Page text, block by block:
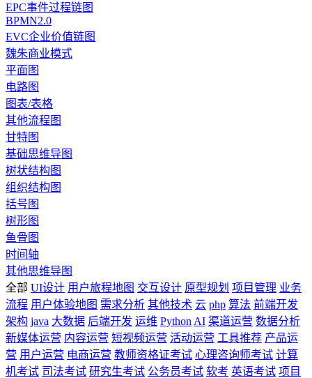
EPC事件过程链图
BPMN2.0
EVC企业价值链图
魏朱商业模式
平面图
电路图
图表/表格
其他流程图
甘特图
基础思维导图
树状结构图
组织结构图
括号图
树形图
鱼骨图
时间轴
其他思维导图
全部 UI设计 用户旅程地图 交互设计 原型规划 项目管理 业务
流程 用户体验地图 需求分析 其他技术 云 php 算法 前端开发
架构 java 大数据 后端开发 运维 Python AI 渠道运营 数据分析
新媒体运营 内容运营 短视频运营 活动运营 工具推荐 产品运
营 用户运营 电商运营 教师资格证考试 心理咨询师考试 计算
机考试 司法考试 研究生考试 公务员考试 软考 英语考试 项目